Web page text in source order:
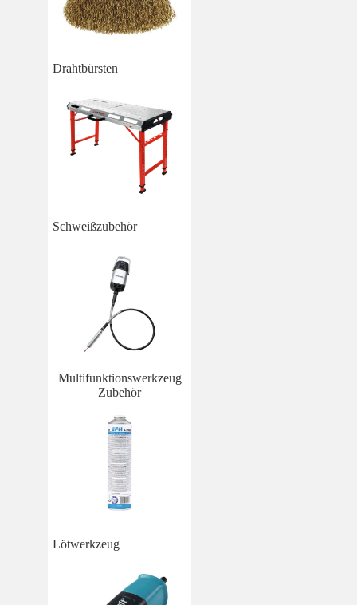
Drahtbürsten
Schweißzubehör
Multifunktionswerkzeug
Zubehör
Lötwerkzeug